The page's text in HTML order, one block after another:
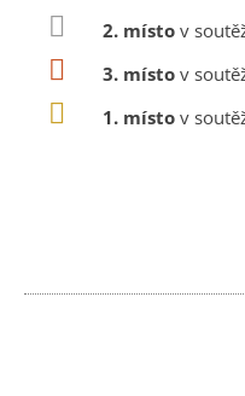
2. místo v
3. místo v
1. místo v